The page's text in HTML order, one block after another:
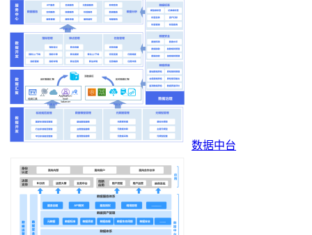
数据中台